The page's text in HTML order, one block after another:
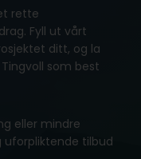
rette
Fyll ut vårt
ditt, og la
som best
eller mindre
uforpliktende tilbud